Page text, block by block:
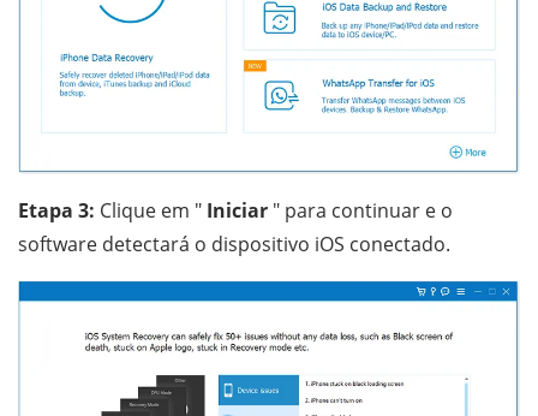
Etapa 3: Clique em " Iniciar " para continuar e o
software detectará o dispositivo iOS conectado.